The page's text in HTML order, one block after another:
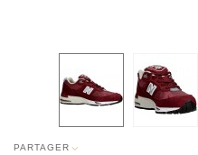
PARTAGER